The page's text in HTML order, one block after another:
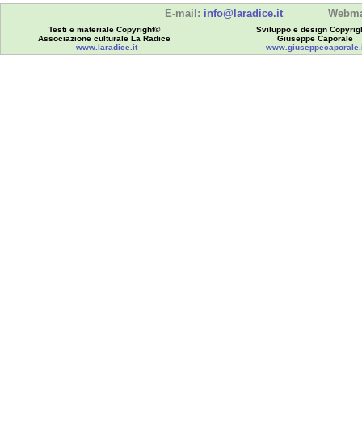
E-mail: info@laradice.it
Testi e materiale Copyright©
Associazione culturale La Radice
www.laradice.it
Sviluppo e design
Giuseppe Caporale